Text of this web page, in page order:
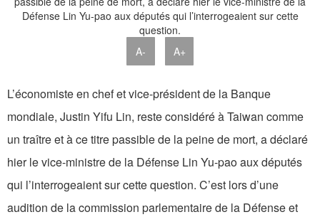
A- A+
L’économiste en chef et vice-président de la Banque
mondiale, Justin Yifu Lin, reste considéré à Taiwan comme
un traître et à ce titre passible de la peine de mort, a déclaré
hier le vice-ministre de la Défense Lin Yu-pao aux députés
qui l’interrogeaient sur cette question. C’est lors d’une
audition de la commission parlementaire de la Défense et